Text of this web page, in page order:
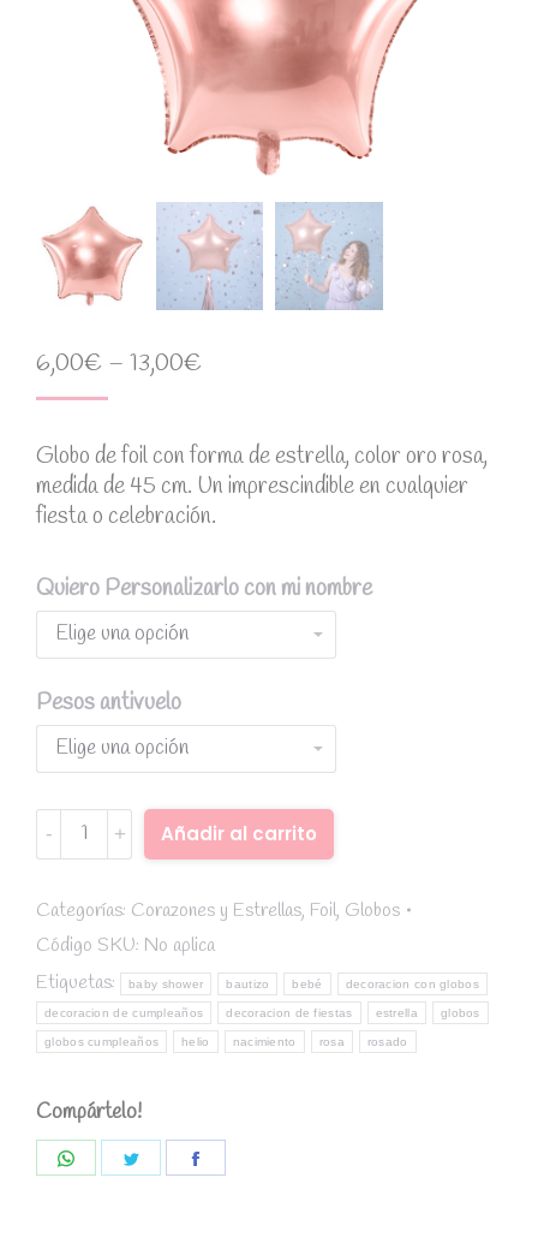
6,00€ – 13,00€
Globo de foil con forma de estrella, color oro rosa,
medida de 45 cm. Un imprescindible en cualquier
fiesta o celebración.
Quiero Personalizarlo con mi nombre
Pesos antivuelo
Globo
foil
oro
rosa
quantity
Añadir al carrito
Categorías: Corazones y Estrellas, Foil, Globos
Código SKU: No aplica
Etiquetas:
baby shower bautizo bebé decoracion con globos
decoracion de cumpleaños decoracion de fiestas estrella globos
globos cumpleaños helio nacimiento rosa rosado
Compártelo!